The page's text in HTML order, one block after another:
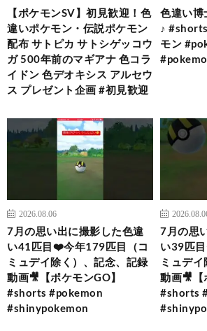
【ポケモンSV】初見歓迎！色
違いポケモン・伝説ポケモン
配布 サトピカ サトシゲッコウ
ガ 500年前のマギアナ 色コラ
イドン 色デオキシス アルセウ
ス プレゼント企画 #初見歓迎
色違い博
♪
モン
2026.08.06
7月の思い出に撮影した色違
い41匹目❤️今年179匹目（コ
ミュデイ除く）、記念、記録
動画🎥【ポケモンGO】
#shorts #pokemon
#shinypokemon
7月の思
い39匹
ミュデ
動画🎥【
#shorts